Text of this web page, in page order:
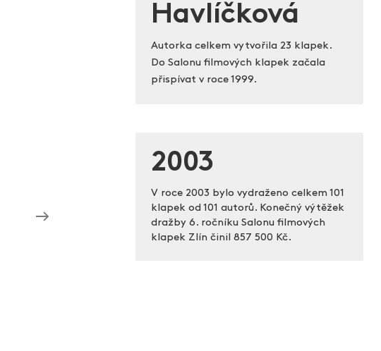
Havlíčková
Autorka celkem vytvořila 23 klapek.
Do Salonu filmových klapek začala
přispívat v roce 1999.
2003
V roce 2003 bylo vydraženo celkem 101
klapek od 101 autorů. Konečný výtěžek
dražby 6. ročníku Salonu filmových
klapek Zlín činil 857 500 Kč.